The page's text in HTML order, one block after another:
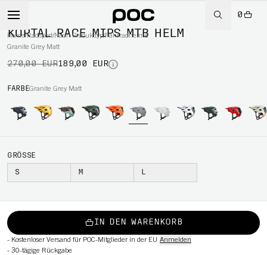
0
Home/Radsport/Nach Produkttyp/Fahrradhelme
-30%
KORTAL RACE MIPS MTB HELM
Granite Grey Matt
270,00 EUR189,00 EUR
FARBEGranite Grey Matt
GRÖSSE
S M L
IN DEN WARENKORB
- Kostenloser Versand für POC-Mitglieder in der EU Anmelden
- 30-tägige Rückgabe